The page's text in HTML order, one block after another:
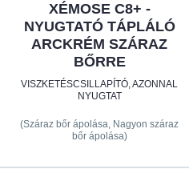
XÉMOSE C8+ -
NYUGTATÓ TÁPLÁLÓ
ARCKRÉM SZÁRAZ
BŐRRE
VISZKETÉSCSILLAPÍTÓ, AZONNAL
NYUGTAT
(Száraz bőr ápolása, Nagyon száraz
bőr ápolása)